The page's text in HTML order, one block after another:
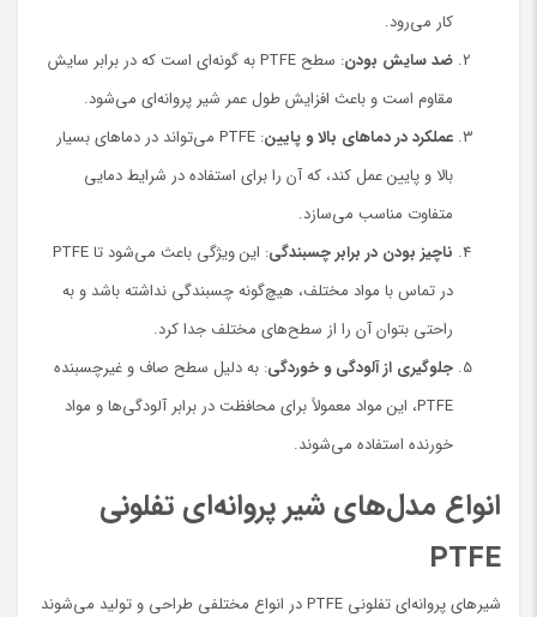
کار می‌رود.
ضد سایش بودن
: سطح PTFE به گونه‌ای است که در برابر سایش
مقاوم است و باعث افزایش طول عمر شیر پروانه‌ای می‌شود.
عملکرد در دماهای بالا و پایین
: PTFE می‌تواند در دماهای بسیار
بالا و پایین عمل کند، که آن را برای استفاده در شرایط دمایی
متفاوت مناسب می‌سازد.
ناچیز بودن در برابر چسبندگی
: این ویژگی باعث می‌شود تا PTFE
در تماس با مواد مختلف، هیچ‌گونه چسبندگی نداشته باشد و به
راحتی بتوان آن را از سطح‌های مختلف جدا کرد.
جلوگیری از آلودگی و خوردگی: به دلیل سطح صاف و غیرچسبنده
PTFE، این مواد معمولاً برای محافظت در برابر آلودگی‌ها و مواد
خورنده استفاده می‌شوند.
انواع مدل‌های شیر پروانه‌ای تفلونی
PTFE
شیرهای پروانه‌ای تفلونی PTFE در انواع مختلفی طراحی و تولید می‌شوند